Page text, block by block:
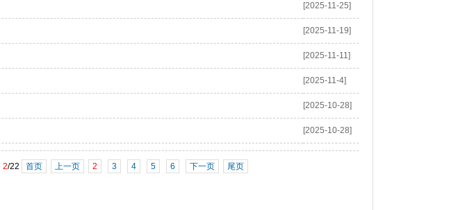
[2025-11-25]
[2025-11-19]
[2025-11-11]
[2025-11-4]
[2025-10-28]
[2025-10-28]
2/22 首页 上一页 2 3 4 5 6 下一页 尾页